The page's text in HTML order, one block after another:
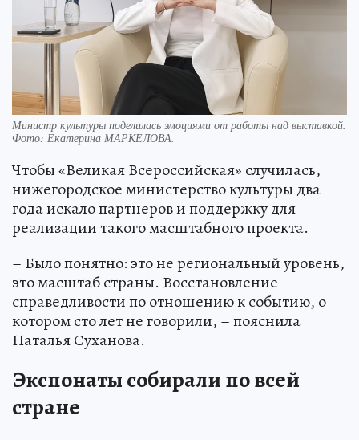
Министр культуры поделилась эмоциями от работы над выставкой.
Фото: Екатерина МАРКЕЛОВА.
Чтобы «Великая Всероссийская» случилась,
нижегородское министерство культуры два
года искало партнеров и поддержку для
реализации такого масштабного проекта.
– Было понятно: это не региональный уровень,
это масштаб страны. Восстановление
справедливости по отношению к событию, о
котором сто лет не говорили, – пояснила
Наталья Суханова.
Экспонаты собирали по всей
стране